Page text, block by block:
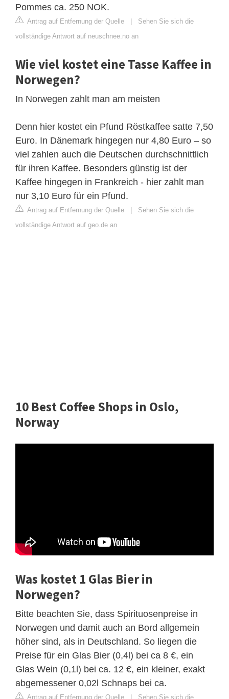
Pommes ca. 250 NOK.
Antrag auf Entfernung der Quelle
Sehen Sie sich die
vollständige Antwort auf neuschnee.no an
Wie viel kostet eine Tasse Kaffee in
Norwegen?
In Norwegen zahlt man am meisten
Denn hier kostet ein Pfund Röstkaffee satte 7,50
Euro. In Dänemark hingegen nur 4,80 Euro – so
viel zahlen auch die Deutschen durchschnittlich
für ihren Kaffee. Besonders günstig ist der
Kaffee hingegen in Frankreich - hier zahlt man
nur 3,10 Euro für ein Pfund.
Antrag auf Entfernung der Quelle
Sehen Sie sich die
vollständige Antwort auf geo.de an
10 Best Coffee Shops in Oslo,
Norway
Was kostet 1 Glas Bier in
Norwegen?
Bitte beachten Sie, dass Spirituosenpreise in
Norwegen und damit auch an Bord allgemein
höher sind, als in Deutschland. So liegen die
Preise für ein Glas Bier (0,4l) bei ca 8 €, ein
Glas Wein (0,1l) bei ca. 12 €, ein kleiner, exakt
abgemessener 0,02l Schnaps bei ca.
Antrag auf Entfernung der Quelle | Sehen Sie sich die